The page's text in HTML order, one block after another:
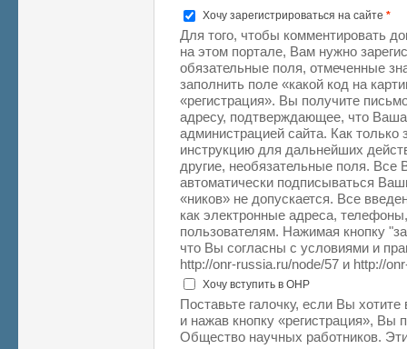
Хочу зарегистрироваться на сайте *
Для того, чтобы комментировать
на этом портале, Вам нужно
обязательные поля, отмеченные
заполнить поле «какой код на
«регистрация». Вы получите
адресу, подтверждающее, что Ваша
администрацией сайта. Как
инструкцию для дальнейших
другие, необязательные поля.
автоматически подписываться
«ников» не допускается. Все
как электронные адреса,
пользователям. Нажимая кнопку
что Вы согласны с условиями и
http://onr-russia.ru/node/57 и http://
Хочу вступить в ОНР
Поставьте галочку, если Вы
и нажав кнопку «регистрация», Вы
Общество научных работников.